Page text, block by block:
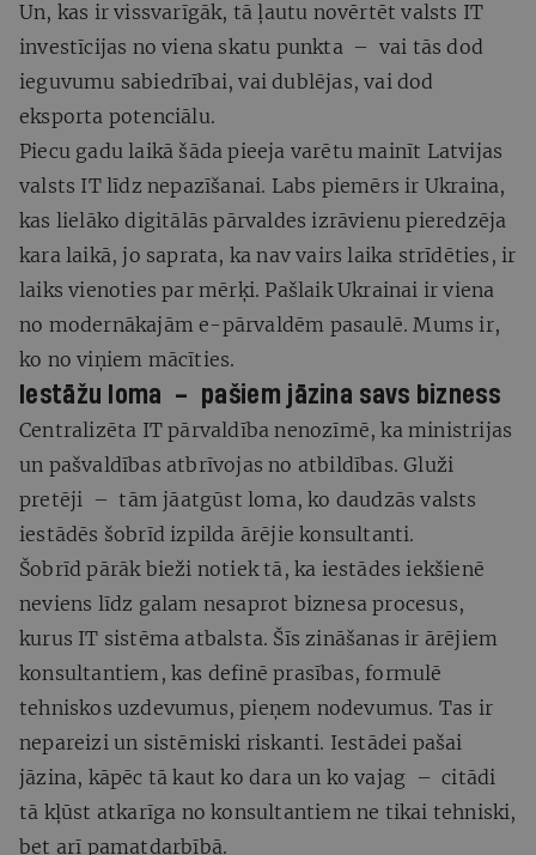
Un, kas ir vissvarīgāk, tā ļautu novērtēt valsts IT
investīcijas no viena skatu punkta – vai tās dod
ieguvumu sabiedrībai, vai dublējas, vai dod
eksporta potenciālu.
Piecu gadu laikā šāda pieeja varētu mainīt Latvijas
valsts IT līdz nepazīšanai. Labs piemērs ir Ukraina,
kas lielāko digitālās pārvaldes izrāvienu pieredzēja
kara laikā, jo saprata, ka nav vairs laika strīdēties, ir
laiks vienoties par mērķi. Pašlaik Ukrainai ir viena
no modernākajām e-pārvaldēm pasaulē. Mums ir,
ko no viņiem mācīties.
Iestāžu loma – pašiem jāzina savs bizness
Centralizēta IT pārvaldība nenozīmē, ka ministrijas
un pašvaldības atbrīvojas no atbildības. Gluži
pretēji – tām jāatgūst loma, ko daudzās valsts
iestādēs šobrīd izpilda ārējie konsultanti.
Šobrīd pārāk bieži notiek tā, ka iestādes iekšienē
neviens līdz galam nesaprot biznesa procesus,
kurus IT sistēma atbalsta. Šīs zināšanas ir ārējiem
konsultantiem, kas definē prasības, formulē
tehniskos uzdevumus, pieņem nodevumus. Tas ir
nepareizi un sistēmiski riskanti. Iestādei pašai
jāzina, kāpēc tā kaut ko dara un ko vajag – citādi
tā kļūst atkarīga no konsultantiem ne tikai tehniski,
bet arī pamatdarbībā.